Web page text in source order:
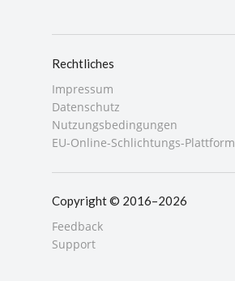
Rechtliches
Impressum
Datenschutz
Nutzungsbedingungen
EU-Online-Schlichtungs-Plattform
Copyright © 2016–2026
Feedback
Support